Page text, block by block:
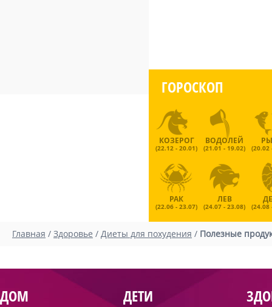
ГОРОСКОП
КОЗЕРОГ
(22.12 - 20.01)
ВОДОЛЕЙ
(21.01 - 19.02) (20.02
РАК
(22.06 - 23.07)
ЛЕВ
(24.07 - 23.08) (24.08
Главная / Здоровье / Диеты для похудения / Полезные
ДОМ ДЕТИ